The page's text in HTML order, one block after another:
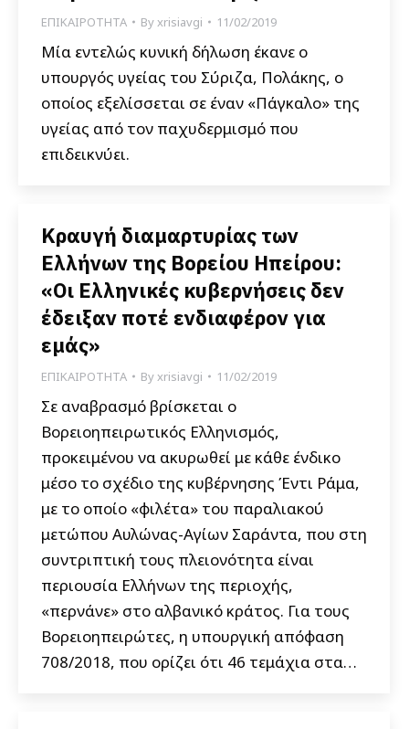
ΕΠΙΚΑΙΡΟΤΗΤΑ Byxrisiavgi 11/02/2019
Μία εντελώς κυνική δήλωση έκανε ο
υπουργός υγείας του Σύριζα, Πολάκης, ο
οποίος εξελίσσεται σε έναν «Πάγκαλο» της
υγείας από τον παχυδερμισμό που
επιδεικνύει.
Κραυγή διαμαρτυρίας των
Ελλήνων της Βορείου Ηπείρου:
«Οι Ελληνικές κυβερνήσεις δεν
έδειξαν ποτέ ενδιαφέρον για
εμάς»
ΕΠΙΚΑΙΡΟΤΗΤΑ Byxrisiavgi 11/02/2019
Σε αναβρασμό βρίσκεται ο
Βορειοηπειρωτικός Ελληνισμός,
προκειμένου να ακυρωθεί με κάθε ένδικο
μέσο το σχέδιο της κυβέρνησης Έντι Ράμα,
με το οποίο «φιλέτα» του παραλιακού
μετώπου Αυλώνας-Αγίων Σαράντα, που στη
συντριπτική τους πλειονότητα είναι
περιουσία Ελλήνων της περιοχής,
«περνάνε» στο αλβανικό κράτος. Για τους
Βορειοηπειρώτες, η υπουργική απόφαση
708/2018, που ορίζει ότι 46 τεμάχια στα…